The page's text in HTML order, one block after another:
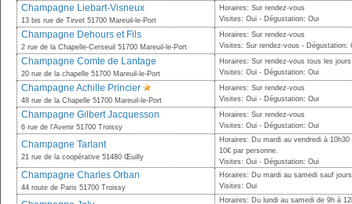
Champagne Liebart-Visneux
13 bis rue de Tirvet 51700 Mareuil-le-Port
Horaires: Sur rendez-vous
Visites: Oui - Dégustation: Oui
Champagne Dehours et Fils
2 rue de la Chapelle-Cerseuil 51700 Mareuil-le-Port
Horaires: Sur rendez-vous
Visites: Sur rendez-vous - Dégustation:
Champagne Comte de Lantage
20 rue de la chapelle 51700 Mareuil-le-Port
Horaires: Sur rendez-vous tous les
Visites: Oui - Dégustation: Oui
Champagne Achille Princier
48 rue de la Chapelle 51700 Mareuil-le-Port
Horaires: Sur rendez-vous
Visites: Oui - Dégustation: Oui
Champagne Gilbert Jacquesson
6 rue de l'Avenir 51700 Troissy
Horaires: Sur rendez-vous
Visites: Oui - Dégustation: Oui
Champagne Tarlant
21 rue de la coopérative 51480 Œuilly
Horaires: Du mardi au vendredi à
10€ par personne.
Visites: Oui - Dégustation: Oui
Champagne Charles Orban
44 route de Paris 51700 Troissy
Horaires: Du mardi au samedi sauf
Visites: Oui
Horaires: Du lundi au samedi de 9h à